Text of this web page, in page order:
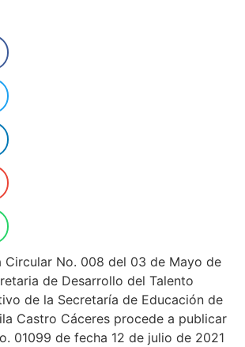
Circular No. 008 del 03 de Mayo de
de Desarrollo del Talento
de la Secretaría de Educación de
Castro Cáceres procede a publicar
01099 de fecha 12 de julio de 2021